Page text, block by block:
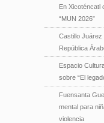
En Xicoténcatl
“MUN 2026”
Castillo Juárez
República
Espacio
sobre “El
Fuensanta
mental para
violencia